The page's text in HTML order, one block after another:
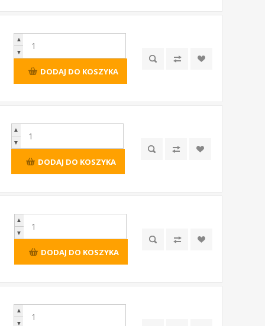
▲
▼
DODAJ DO KOSZYKA
▲
▼
DODAJ DO KOSZYKA
▲
▼
DODAJ DO KOSZYKA
▲
▼